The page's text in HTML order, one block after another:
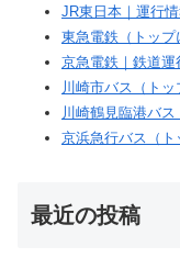
JR東日本｜運行
東急電鉄（トップ
京急電鉄｜鉄道運
川崎市バス（トッ
川崎鶴見臨港バス
京浜急行バス（ト
最近の投稿